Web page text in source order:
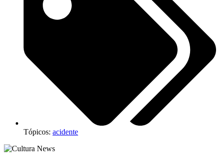
Tópicos: acidente